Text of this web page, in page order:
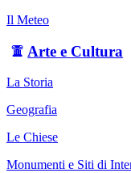
Il Meteo
Arte e Cultura
La Storia
Geografia
Le Chiese
Monumenti e Siti di